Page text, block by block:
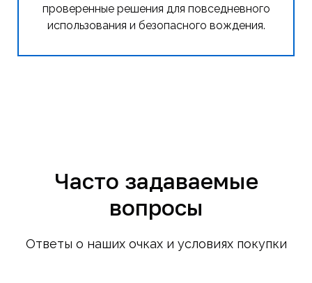
проверенные решения для повседневного
использования и безопасного вождения.
Часто задаваемые
вопросы
Ответы о наших очках и условиях покупки